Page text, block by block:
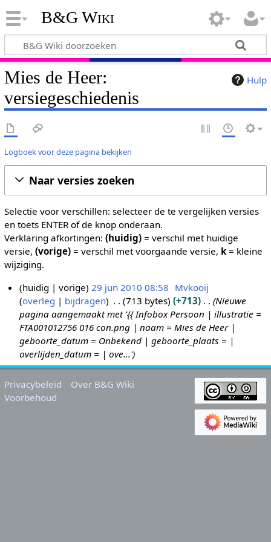
B&G Wiki
Hulp
Mies de Heer:
versiegeschiedenis
Logboek voor deze pagina bekijken
Naar versies zoeken
Selectie voor verschillen: selecteer de te vergelijken versies
en toets ENTER of de knop onderaan.
Verklaring afkortingen: (huidig)= verschil met huidige
versie, (vorige)= verschil met voorgaande versie, k= kleine
wijziging.
2
0
1
huidig vorige 29 jun 2010 08:58 Mvkooij
overleg
bijdragen 713 bytes +713
Nieuwe
pagina aangemaakt met '{{ Infobox Persoon | illustratie =
FTA001012756 016 con.png | naam = Mies de Heer |
geboorte_datum = Onbekend | geboorte_plaats = |
overlijden_datum = | ove...'
Privacybeleid
Over B&G Wiki
Voorbehoud